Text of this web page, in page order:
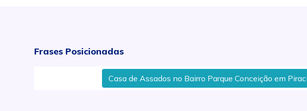
Frases Posicionadas
Casa de Assados no Bairro Parque Conceição em Piracicaba, SP